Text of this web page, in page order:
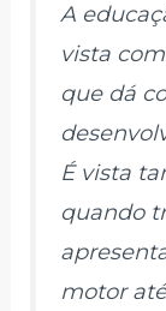
A
vista
que dá
É vista
quando
motor